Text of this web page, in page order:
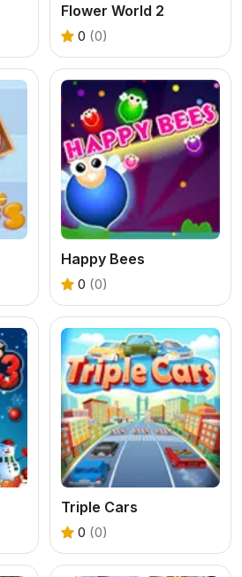
Flower World 2
0 (0)
Happy Bees
0 (0)
Triple Cars
0 (0)